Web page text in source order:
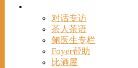
对话专访
茶人茶语
鲍医生专栏
Foyer帮助
比酒屋